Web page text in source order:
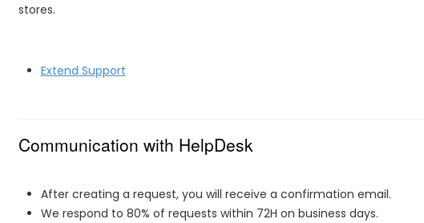
stores.
Extend Support
Communication with HelpDesk
After creating a request, you will receive a confirmation email.
We respond to 80% of requests within 72H on business days.